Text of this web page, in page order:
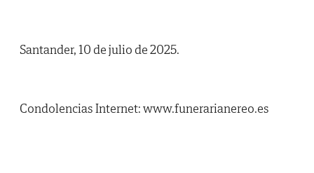
Santander, 10 de julio de 2025.
Condolencias Internet: www.funerarianereo.es